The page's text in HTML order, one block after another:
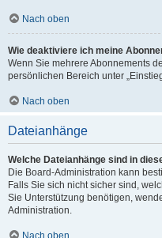
Nach oben
Wie deaktiviere ich meine
Wenn Sie mehrere Abonnements
persönlichen Bereich unter
Nach oben
Dateianhänge
Welche Dateianhänge sind in
Die Board-Administration kann
Falls Sie sich nicht sicher sind,
Sie Unterstützung benötigen,
Administration.
Nach oben